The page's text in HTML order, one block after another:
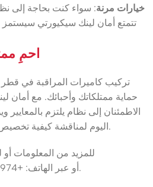
خيارات مرنة: سواء كنت بحاجة إلى
تتمتع أمان لينك سيكيورتي سيستمز
احمِ
تركيب كاميرات المراقبة في
حماية ممتلكاتك وأحبائك. مع أمان
الاطمئنان إلى نظام يلتزم بالمعايير
اليوم لمناقشة كيفية تخصيص حل مراقبة يناسب احتياجاتك.
للمزيد من المعلومات
أو عبر الهاتف: +974 70007394.